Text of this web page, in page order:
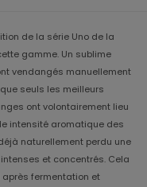
de la série Uno de la
gamme. Un sublime
vendangés manuellement
seuls les meilleurs
ont volontairement lieu
intensité aromatique des
naturellement perdu une
et concentrés. Cela
après fermentation et